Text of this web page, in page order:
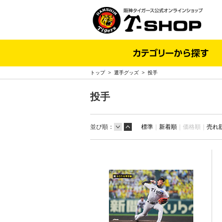
トップ> 選手グッズ > 投手
投手
並び順： 標準 ｜ 新着順 ｜ 価格順｜ 売れ